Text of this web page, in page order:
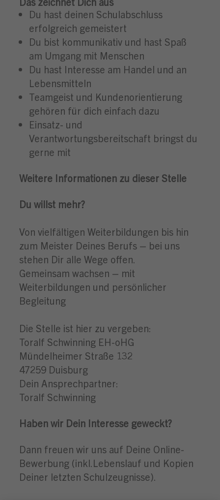
Du hast deinen Schulabschluss
erfolgreich gemeistert
Du bist kommunikativ und hast Spaß
am Umgang mit Menschen
Du hast Interesse am Handel und an
Lebensmitteln
Teamgeist und Kundenorientierung
gehören für dich einfach dazu
Einsatz- und
Verantwortungsbereitschaft bringst du
gerne mit
Weitere Informationen zu dieser Stelle
Du willst mehr?
Von vielfältigen Weiterbildungen bis hin
zum Meister Deines Berufs – bei uns
stehen Dir alle Wege offen.
Gemeinsam wachsen – mit
Weiterbildungen und persönlicher
Begleitung
Die Stelle ist hier zu vergeben:
Toralf Schwinning EH-oHG
Mündelheimer Straße 132
47259 Duisburg
Dein Ansprechpartner:
Toralf Schwinning
Haben wir Dein Interesse geweckt?
Dann freuen wir uns auf Deine Online-
Bewerbung (inkl.Lebenslauf und Kopien
Deiner letzten Schulzeugnisse).